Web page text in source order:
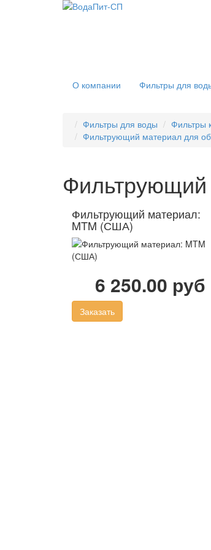
О компании Фильтры для
Фильтры для воды Фильтры
Фильтрующий материал для
Фильтрующий материал:
MTM (США)
6 250.00 руб
Заказать